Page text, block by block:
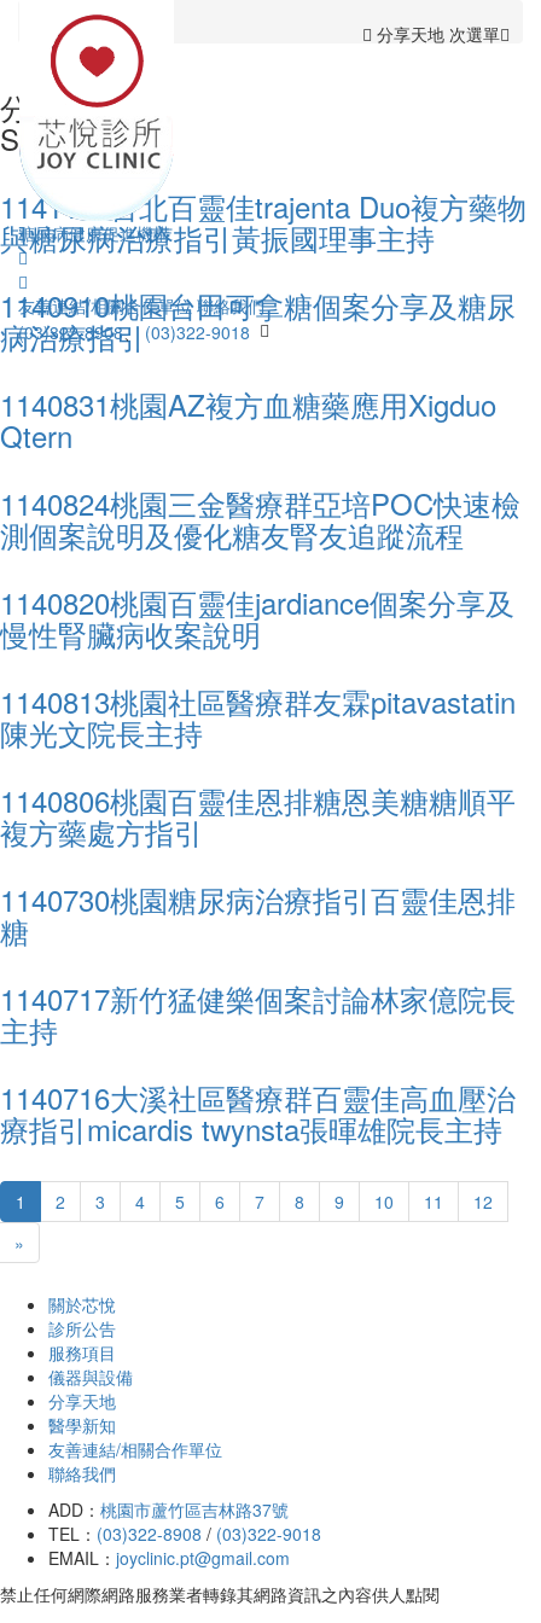
糖尿病健康促進機構
友善連結/相關合作單位 聯絡我們
(03)322-8908、 (03)322-9018
分享天地 次選單
首頁 分享天地
分享天地
Sharing
1141109台北百靈佳trajenta Duo複方藥物
與糖尿病治療指引黃振國理事主持
1140910桃園台田可拿糖個案分享及糖尿
病治療指引
1140831桃園AZ複方血糖藥應用Xigduo
Qtern
1140824桃園三金醫療群亞培POC快速檢
測個案說明及優化糖友腎友追蹤流程
1140820桃園百靈佳jardiance個案分享及
慢性腎臟病收案說明
1140813桃園社區醫療群友霖pitavastatin
陳光文院長主持
1140806桃園百靈佳恩排糖恩美糖糖順平
複方藥處方指引
1140730桃園糖尿病治療指引百靈佳恩排
糖
1140717新竹猛健樂個案討論林家億院長
主持
1140716大溪社區醫療群百靈佳高血壓治
療指引micardis twynsta張暉雄院長主持
1 2 3 4 5 6 7 8 9 10 11
12
»
關於芯悅
診所公告
服務項目
儀器與設備
分享天地
醫學新知
友善連結/相關合作單位
聯絡我們
ADD： 桃園市蘆竹區吉林路37號
TEL： (03)322-8908 / (03)322-9018
EMAIL： joyclinic.pt@gmail.com
禁止任何網際網路服務業者轉錄其網路資訊之內容供人點閱